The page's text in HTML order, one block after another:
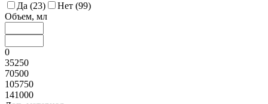
Да (23) Нет (99)
Объем, мл
0
35250
70500
105750
141000